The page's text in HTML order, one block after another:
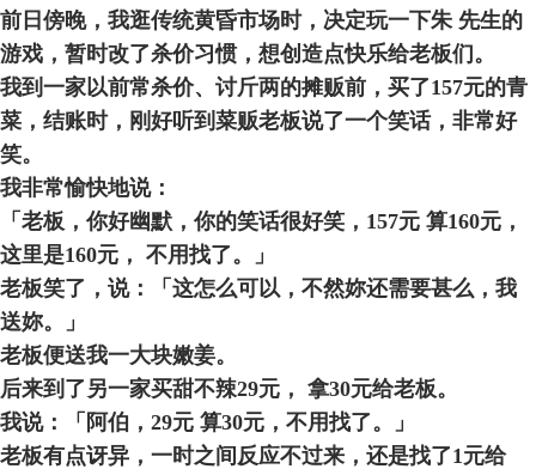
前日傍晚，我逛传统黄昏市场时，决定玩一下朱 先生的
游戏，暂时改了杀价习惯，想创造点快乐给老板们。
我到一家以前常杀价、讨斤两的摊贩前，买了157元的青
菜，结账时，刚好听到菜贩老板说了一个笑话，非常好
笑。
我非常愉快地说：
「老板，你好幽默，你的笑话很好笑， 157元 算160元，
这里是160元， 不用找了。」
老板笑了，说：「这怎么可以，不然妳还需要甚么，我
送妳。」
老板便送我一大块嫩姜。
后来到了另一家买甜不辣29元， 拿30元给老板。
我说：「阿伯， 29元 算30元，不用找了。」
老板有点讶异，一时之间反应不过来，还是找了1 元给